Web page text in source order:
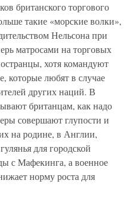
британского торгового
такие «морские волки»,
Нельсона при
матросами на торговых
хотя командуют
которые любят в случае
других наций. В
британцам, как надо
совершают глупости и
на родине, в Англии,
для городской
с Мафекинга, а военное
норму роста для